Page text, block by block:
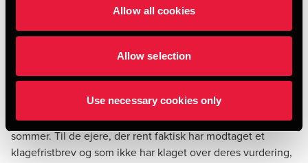
Allow all cookies
Allow selection
Use necessary cookies only
2020-vurdering, og som oplyser, hvornår klagefristen løber
fra. Der udbetales kun kompensation, hvis der ikke klages
vurderinger til ejerne af omkring 145.000 ejendomme, og
til 30.000 af disse ejere er der, på grund af IT-udfordringer,
endnu ikke udsendt noget klagefristbrev. Det får de først til
sommer. Til de ejere, der rent faktisk har modtaget et
klagefristbrev og som ikke har klaget over deres vurdering,